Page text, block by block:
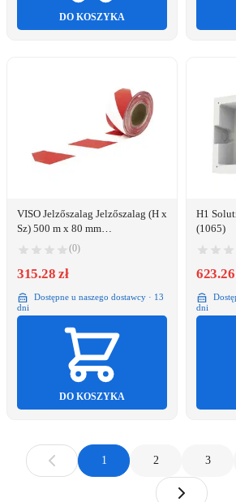
DO KOSZYKA
VISO Jelzőszalag Jelzőszalag (H x
Sz) 500 m x 80 mm
(RSNA580RB)
(0)
315.28 zł
Dostępne u naszego dostawcy · 13
dni
DO KOSZYKA
H1
(1065)
623.26
dni
1 2 3